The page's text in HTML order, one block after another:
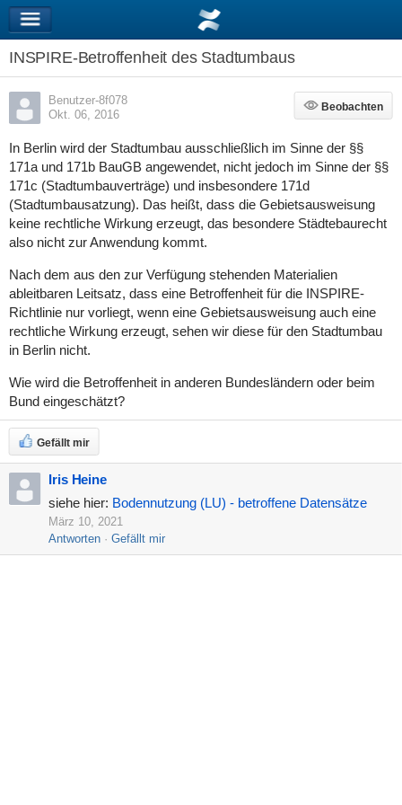
INSPIRE-Betroffenheit des Stadtumbaus
Benutzer-8f078
Okt. 06, 2016
Beobachten
Beobachten
In Berlin wird der Stadtumbau ausschließlich im Sinne der §§
171a und 171b BauGB angewendet, nicht jedoch im Sinne der §§
171c (Stadtumbauverträge) und insbesondere 171d
(Stadtumbausatzung). Das heißt, dass die Gebietsausweisung
keine rechtliche Wirkung erzeugt, das besondere Städtebaurecht
also nicht zur Anwendung kommt.
Nach dem aus den zur Verfügung stehenden Materialien
ableitbaren Leitsatz, dass eine Betroffenheit für die INSPIRE-
Richtlinie nur vorliegt, wenn eine Gebietsausweisung auch eine
rechtliche Wirkung erzeugt, sehen wir diese für den Stadtumbau
in Berlin nicht.
Wie wird die Betroffenheit in anderen Bundesländern oder beim
Bund eingeschätzt?
Gefällt mir
Iris Heine
siehe hier: Bodennutzung (LU) - betroffene Datensätze
März 10, 2021
Antworten
Gefällt mir